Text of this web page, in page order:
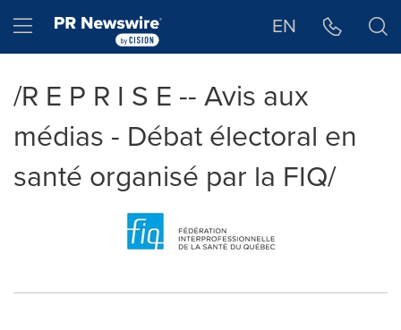
Hamburger menu EN
/R E P R I S E -- Avis aux
médias - Débat électoral en
santé organisé par la FIQ/